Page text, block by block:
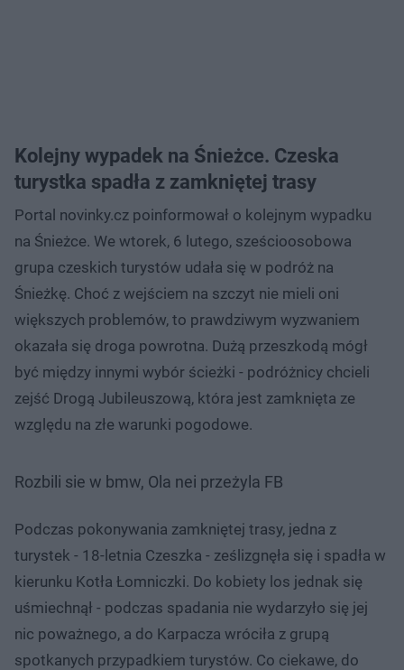
Kolejny wypadek na Śnieżce. Czeska
turystka spadła z zamkniętej trasy
Portal novinky.cz poinformował o kolejnym wypadku
na Śnieżce. We wtorek, 6 lutego, sześcioosobowa
grupa czeskich turystów udała się w podróż na
Śnieżkę. Choć z wejściem na szczyt nie mieli oni
większych problemów, to prawdziwym wyzwaniem
okazała się droga powrotna. Dużą przeszkodą mógł
być między innymi wybór ścieżki - podróżnicy chcieli
zejść Drogą Jubileuszową, która jest zamknięta ze
względu na złe warunki pogodowe.
Rozbili sie w bmw, Ola nei przeżyla FB
Podczas pokonywania zamkniętej trasy, jedna z
turystek - 18-letnia Czeszka - ześlizgnęła się i spadła w
kierunku Kotła Łomniczki. Do kobiety los jednak się
uśmiechnął - podczas spadania nie wydarzyło się jej
nic poważnego, a do Karpacza wróciła z grupą
spotkanych przypadkiem turystów. Co ciekawe, do